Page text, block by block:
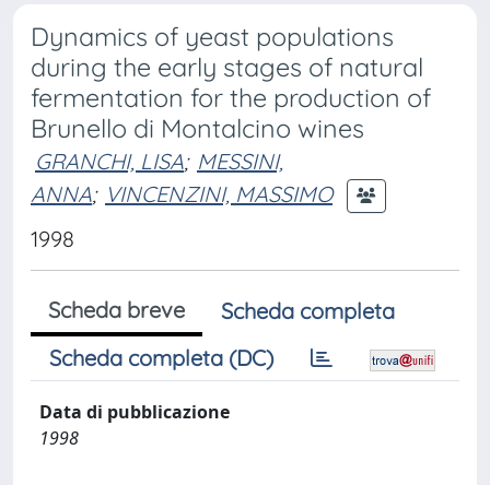
Dynamics of yeast populations
during the early stages of natural
fermentation for the production of
Brunello di Montalcino wines
GRANCHI, LISA; MESSINI,
ANNA; VINCENZINI, MASSIMO
1998
Scheda breve
Scheda completa
Scheda completa (DC)
Data di pubblicazione
1998